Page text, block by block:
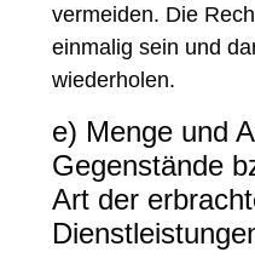
vermeiden. Die
einmalig sein und
wiederholen.
e) Menge und
Gegenstände
Art der